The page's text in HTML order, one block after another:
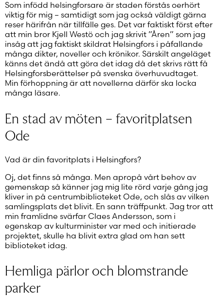
Som infödd helsingforsare är staden förstås oerhört
viktig för mig – samtidigt som jag också väldigt gärna
reser härifrån när tillfälle ges. Det var faktiskt först efter
att min bror Kjell Westö och jag skrivit ”Åren” som jag
insåg att jag faktiskt skildrat Helsingfors i påfallande
många dikter, noveller och krönikor. Särskilt angeläget
känns det ändå att göra det idag då det skrivs rätt få
Helsingforsberättelser på svenska överhuvudtaget.
Min förhoppning är att novellerna därför ska locka
många läsare.
En stad av möten – favoritplatsen
Ode
Vad är din favoritplats i Helsingfors?
Oj, det finns så många. Men apropå vårt behov av
gemenskap så känner jag mig lite rörd varje gång jag
kliver in på centrumbiblioteket Ode, och slås av vilken
samlingsplats det blivit. En sann träffpunkt. Jag tror att
min framlidne svärfar Claes Andersson, som i
egenskap av kulturminister var med och initierade
projektet, skulle ha blivit extra glad om han sett
biblioteket idag.
Hemliga pärlor och blomstrande
parker